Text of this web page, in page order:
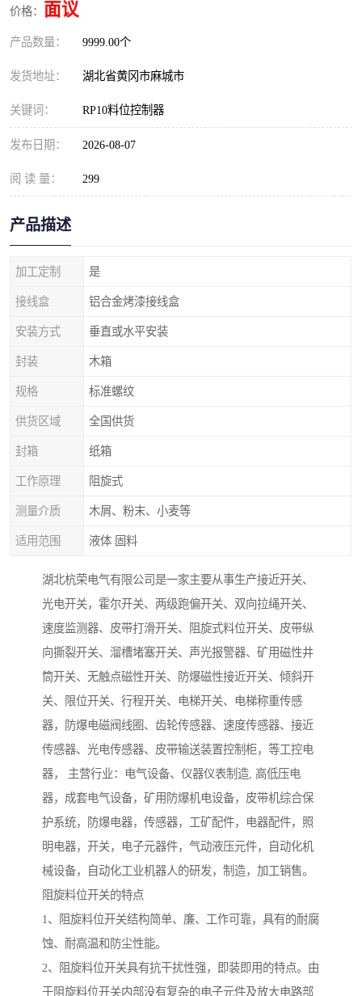
价格： 面议
产品数量： 9999.00个
发货地址： 湖北省黄冈市麻城市
关键词： RP10料位控制器
发布日期： 2026-08-07
阅 读 量： 299
产品描述
加工定制 是
接线盒 铝合金烤漆接线盒
安装方式 垂直或水平安装
封装 木箱
规格 标准螺纹
供货区域 全国供货
封箱 纸箱
工作原理 阻旋式
测量介质 木屑、粉末、小麦等
适用范围 液体 固料
湖北杭荣电气有限公司是一家主要从事生产接近开关、
光电开关，霍尔开关、两级跑偏开关、双向拉绳开关、
速度监测器、皮带打滑开关、阻旋式料位开关、皮带纵
向撕裂开关、溜槽堵塞开关、声光报警器、矿用磁性井
筒开关、无触点磁性开关、防爆磁性接近开关、倾斜开
关、限位开关、行程开关、电梯开关、电梯称重传感
器，防爆电磁阀线圈、齿轮传感器、速度传感器、接近
传感器、光电传感器、皮带输送装置控制柜，等工控电
器， 主营行业：电气设备、仪器仪表制造, 高低压电
器，成套电气设备，矿用防爆机电设备，皮带机综合保
护系统，防爆电器，传感器，工矿配件，电器配件，照
明电器，开关，电子元器件，气动液压元件，自动化机
械设备，自动化工业机器人的研发，制造，加工销售。
阻旋料位开关的特点
1、阻旋料位开关结构简单、廉、工作可靠，具有的耐腐
蚀、耐高温和防尘性能。
2、阻旋料位开关具有抗干扰性强，即装即用的特点。由
于阻旋料位开关内部没有复杂的电子元件及放大电路部
速度传感器